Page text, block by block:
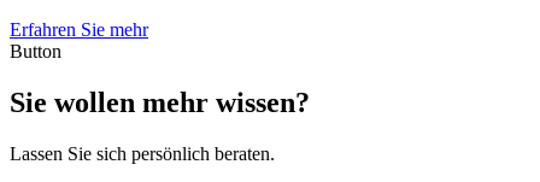
Erfahren Sie mehr
Button
Sie wollen mehr wissen?
Lassen Sie sich persönlich beraten.